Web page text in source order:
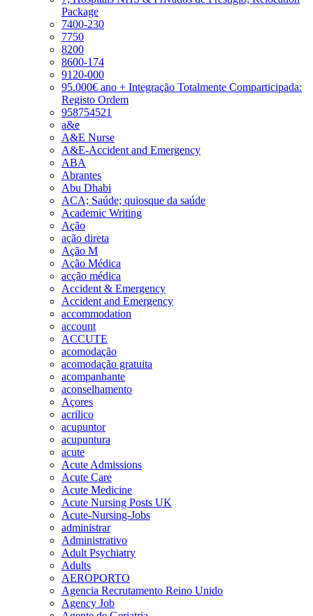
Package
7400-230
7750
8200
8600-174
9120-000
95.000€ ano + Integração Totalmente Comparticipada:
Registo Ordem
958754521
a&e
A&E Nurse
A&E-Accident and Emergency
ABA
Abrantes
Abu Dhabi
ACA; Saúde; quiosque da saúde
Academic Writing
Ação
ação direta
Ação M
Ação Médica
acção médica
Accident & Emergency
Accident and Emergency
accommodation
account
ACCUTE
acomodação
acomodação gratuita
acompanhante
aconselhamento
Açores
acrilico
acupuntor
acupuntura
acute
Acute Admissions
Acute Care
Acute Medicine
Acute Nursing Posts UK
Acute-Nursing-Jobs
administrar
Administrativo
Adult Psychiatry
Adults
AEROPORTO
Agencia Recrutamento Reino Unido
Agency Job